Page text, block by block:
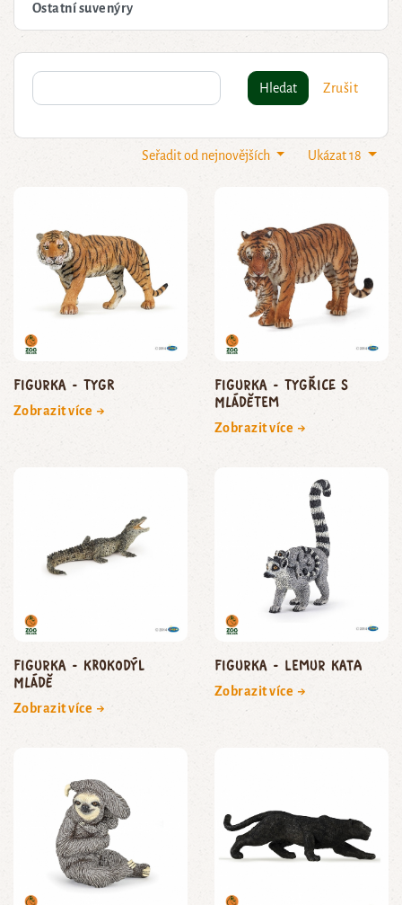
Ostatní suvenýry
Hledat Zrušit
Ukázat 18
Seřadit od nejnovějších
Figurka - tygr
Zobrazit více →
Figurka - tygřice s
mládětem
Zobrazit více →
Figurka - krokodýl
mládě
Zobrazit více →
Figurka - lemur kata
Zobrazit více →